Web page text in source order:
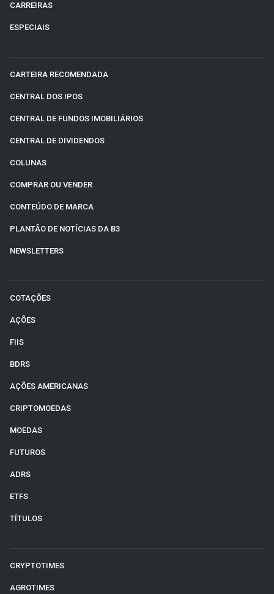
CARREIRAS
ESPECIAIS
CARTEIRA RECOMENDADA
CENTRAL DOS IPOS
CENTRAL DE FUNDOS IMOBILIÁRIOS
CENTRAL DE DIVIDENDOS
COLUNAS
COMPRAR OU VENDER
CONTEÚDO DE MARCA
PLANTÃO DE NOTÍCIAS DA B3
NEWSLETTERS
COTAÇÕES
AÇÕES
FIIS
BDRS
AÇÕES AMERICANAS
CRIPTOMOEDAS
MOEDAS
FUTUROS
ADRS
ETFS
TÍTULOS
CRYPTOTIMES
AGROTIMES